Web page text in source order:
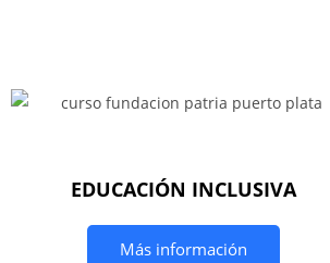
EDUCACIÓN INCLUSIVA
Más información